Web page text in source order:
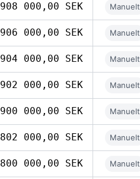
908 000,00 SEK Manuelt
906 000,00 SEK Manuelt
904 000,00 SEK Manuelt
902 000,00 SEK Manuelt
900 000,00 SEK Manuelt
802 000,00 SEK Manuelt
800 000,00 SEK Manuelt